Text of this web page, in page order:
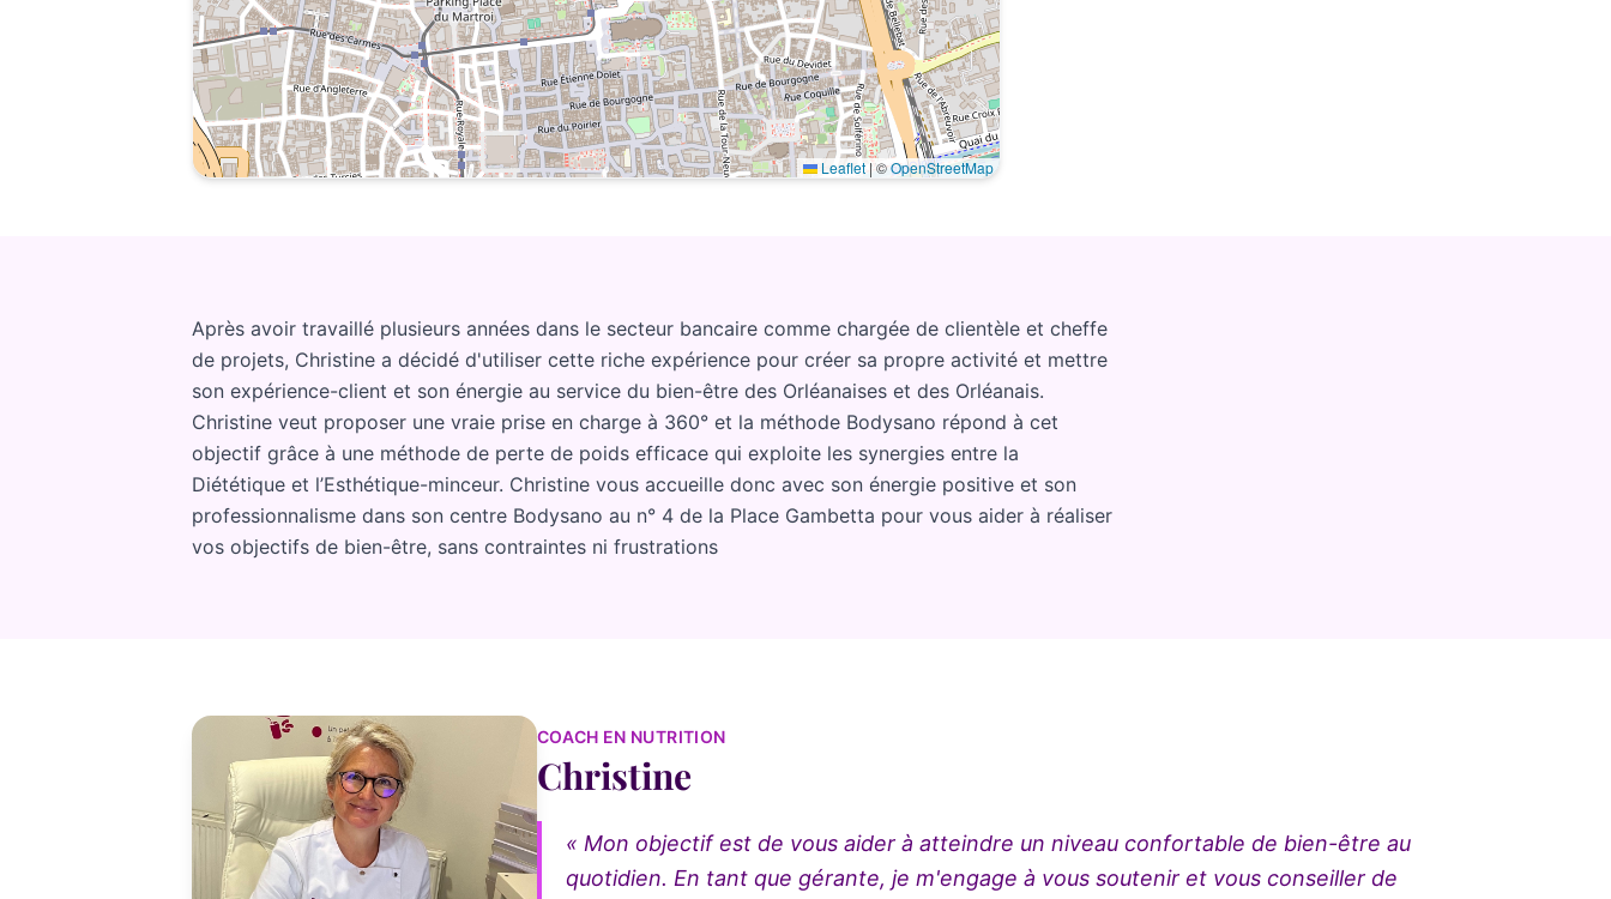
Leaflet |©OpenStreetMap
Après avoir travaillé plusieurs années dans le secteur bancaire comme chargée de clientèle et cheffe
de projets, Christine a décidé d'utiliser cette riche expérience pour créer sa propre activité et mettre
son expérience-client et son énergie au service du bien-être des Orléanaises et des Orléanais.
Christine veut proposer une vraie prise en charge à 360° et la méthode Bodysano répond à cet
objectif grâce à une méthode de perte de poids efficace qui exploite les synergies entre la
Diététique et l’Esthétique-minceur. Christine vous accueille donc avec son énergie positive et son
professionnalisme dans son centre Bodysano au n° 4 de la Place Gambetta pour vous aider à réaliser
vos objectifs de bien-être, sans contraintes ni frustrations
COACH EN NUTRITION
Christine
« Mon objectif est de vous aider à atteindre un niveau confortable de bien-être au
quotidien. En tant que gérante, je m'engage à vous soutenir et vous conseiller de